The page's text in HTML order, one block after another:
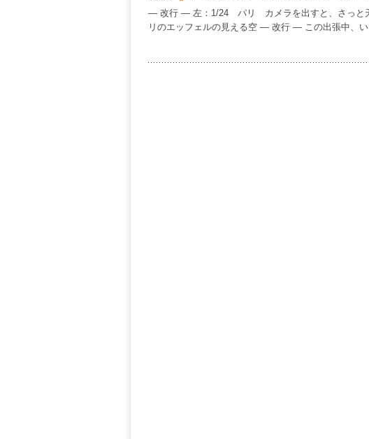
— 改行 — 左：1/24 パリ カメラを出すと、さっ
リのエッフェルの見える空 — 改行 — この出張中、